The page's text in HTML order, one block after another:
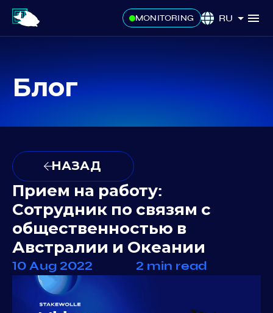
MONITORING RU
Блог
НАЗАД
Прием на работу:
Сотрудник по связям с
общественностью в
Австралии и Океании
10 Aug 2022 2 min read